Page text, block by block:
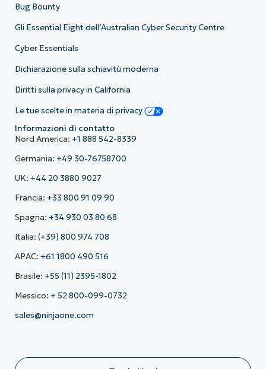
Bug Bounty
Gli Essential Eight dell’Australian Cyber Security Centre
Cyber Essentials
Dichiarazione sulla schiavitù moderna
Diritti sulla privacy in California
Le tue scelte in materia di privacy
Informazioni di contatto
Nord America: +1 888 542-8339
Germania: +49 30-76758700
UK: +44 20 3880 9027
Francia: +33 800 91 09 90
Spagna: +34 930 03 80 68
Italia: (+39) 800 974 708
APAC: +61 1800 490 516
Brasile: +55 (11) 2395-1802
Messico: + 52 800-099-0732
sales@ninjaone.com